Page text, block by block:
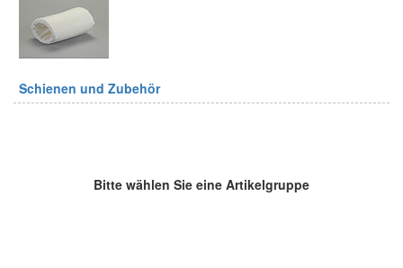
Schienen und Zubehör
Bitte wählen Sie eine Artikelgruppe